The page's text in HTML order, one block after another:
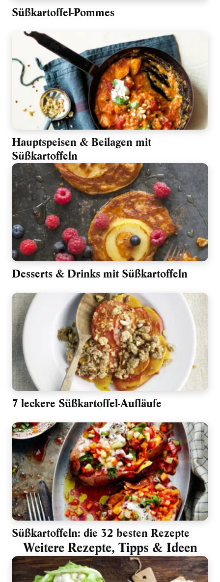
Süßkartoffel-Pommes
Hauptspeisen & Beilagen mit
Süßkartoffeln
Desserts & Drinks mit Süßkartoffeln
7 leckere Süßkartoffel-Aufläufe
Süßkartoffeln: die 32 besten Rezepte
Weitere Rezepte, Tipps & Ideen